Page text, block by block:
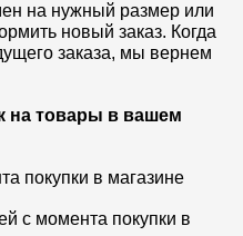
на нужный размер или
новый заказ. Когда
заказа, мы вернем
на товары в вашем
покупки в магазине
с момента покупки в